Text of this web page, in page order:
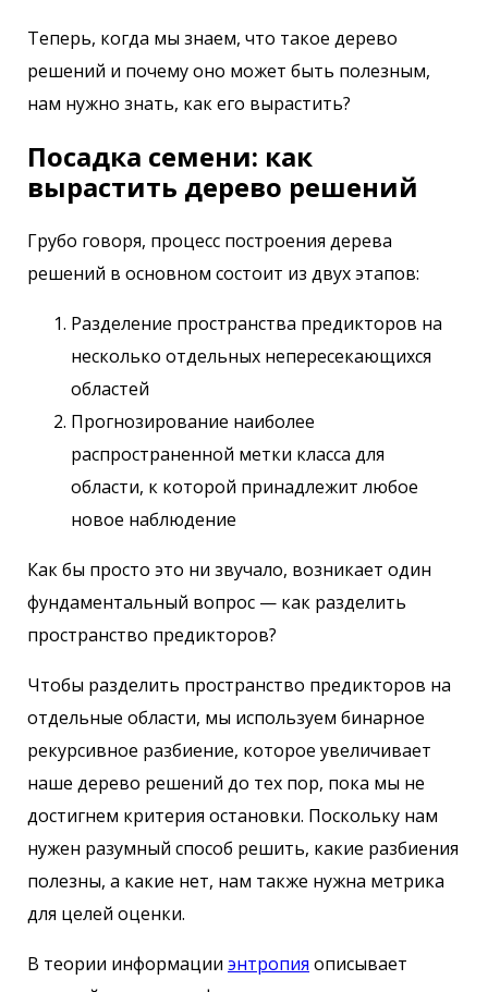
Теперь, когда мы знаем, что такое дерево
решений и почему оно может быть полезным,
нам нужно знать, как его вырастить?
Посадка семени: как
вырастить дерево решений
Грубо говоря, процесс построения дерева
решений в основном состоит из двух этапов:
Разделение пространства предикторов на
несколько отдельных непересекающихся
областей
Прогнозирование наиболее
распространенной метки класса для
области, к которой принадлежит любое
новое наблюдение
Как бы просто это ни звучало, возникает один
фундаментальный вопрос — как разделить
пространство предикторов?
Чтобы разделить пространство предикторов на
отдельные области, мы используем бинарное
рекурсивное разбиение, которое увеличивает
наше дерево решений до тех пор, пока мы не
достигнем критерия остановки. Поскольку нам
нужен разумный способ решить, какие разбиения
полезны, а какие нет, нам также нужна метрика
для целей оценки.
В теории информации энтропия описывает